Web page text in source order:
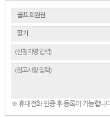
※ 휴대전화 인증 후 등록이 가능합니